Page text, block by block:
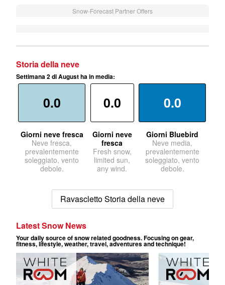
Snow-Forecast Partner Offers
Storia della neve
Settimana 2 di August ha in media:
0.0
Giorni neve fresca
Neve fresca,
prevalentemente
soleggiato, vento
debole.
0.0
Giorni neve
fresca
Fresh snow,
limited sun,
any wind.
0.0
Giorni Bluebird
Neve media,
prevalentemente
soleggiato, vento
debole.
Ravascletto Storia della neve